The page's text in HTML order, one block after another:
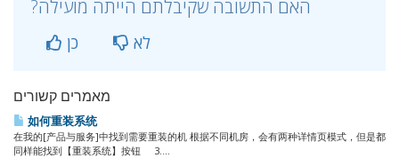
?האם התשובה שקיבלתם הייתה מועילה
כן לא
מאמרים קשורים
如何重装系统
在我的[产品与服务]中找到需要重装的机 根据不同机房，会有两种详情页模式，但是都
同样能找到【重装系统】按钮 3....